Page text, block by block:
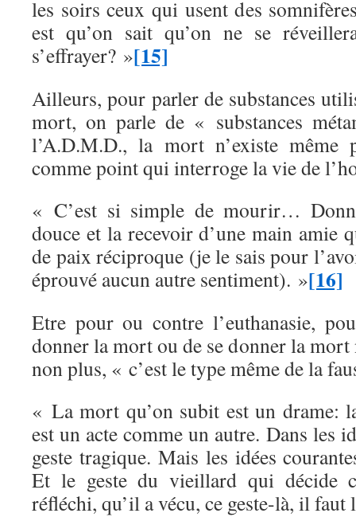
les soirs ceux qui usent des
est qu’on sait qu’on ne se
s’effrayer? »[15]
Ailleurs, pour parler de substances
mort, on parle de « substances
l’A.D.M.D., la mort n’existe même
comme point qui interroge la vie de
« C’est si simple de mourir…
douce et la recevoir d’une main amie
de paix réciproque (je le sais pour
éprouvé aucun autre sentiment). »[16]
Etre pour ou contre l’euthanasie,
donner la mort ou de se donner la mort
non plus, « c’est le type même de la
« La mort qu’on subit est un drame:
est un acte comme un autre. Dans les
geste tragique. Mais les idées
Et le geste du vieillard qui décide
réfléchi, qu’il a vécu, ce geste-là, il faut